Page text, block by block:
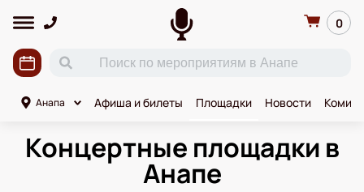
0
Анапа Афиша и билеты Площадки Новости Комики
Концертные площадки в
Анапе